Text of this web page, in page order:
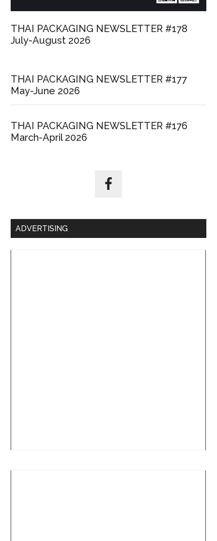
THAI PACKAGING NEWSLETTER #178
July-August 2026
THAI PACKAGING NEWSLETTER #177
May-June 2026
THAI PACKAGING NEWSLETTER #176
March-April 2026
ADVERTISING